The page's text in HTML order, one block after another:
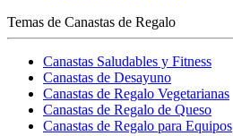
Temas de Canastas de Regalo
Canastas Saludables y Fitness
Canastas de Desayuno
Canastas de Regalo Vegetarianas
Canastas de Regalo de Queso
Canastas de Regalo para Equipos